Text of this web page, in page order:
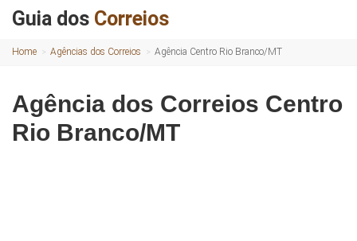
Guia dos Correios
Home Agências dos Correios Agência Centro Rio Branco/MT
Agência dos Correios Centro
Rio Branco/MT